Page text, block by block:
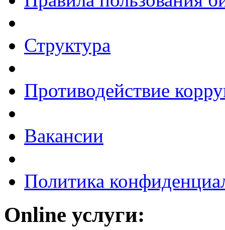
Структура
Противодействие
Вакансии
Политика
Online услуги: